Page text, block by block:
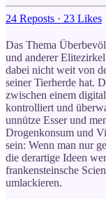
24 Reposts · 23 Likes
Das Thema
und anderer
dabei nicht weit von
seiner Tierherde hat.
zwischen einem
kontrolliert und
unnütze Esser und
Drogenkonsum und
sein: Wenn man nur
die derartige Ideen
frankensteinsche
umlackieren.